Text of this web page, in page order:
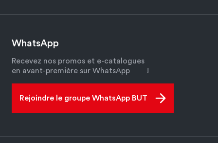
WhatsApp
Recevez nos promos et e-catalogues
en avant-première sur WhatsApp
!
Rejoindre le groupe WhatsApp BUT